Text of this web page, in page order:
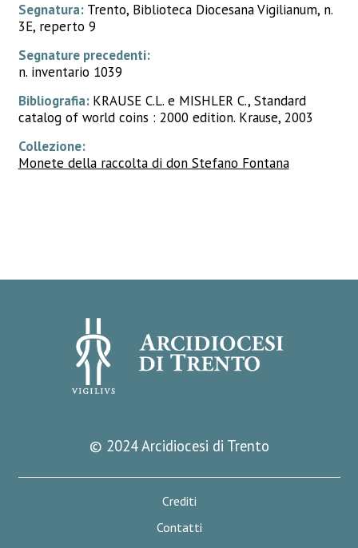
Segnatura: Trento, Biblioteca Diocesana Vigilianum, n.
3E, reperto 9
Segnature precedenti:
n. inventario 1039
Bibliografia: KRAUSE C.L. e MISHLER C., Standard
catalog of world coins : 2000 edition. Krause, 2003
Collezione:
Monete della raccolta di don Stefano Fontana
© 2024 Arcidiocesi di Trento
Crediti
Contatti